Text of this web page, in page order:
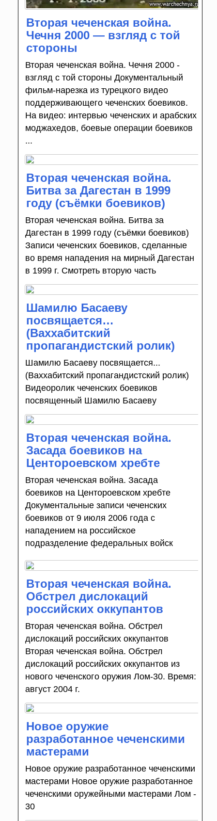
Вторая чеченская война.
Чечня 2000 — взгляд с той
стороны
Вторая чеченская война. Чечня 2000 -
взгляд с той стороны Документальный
фильм-нарезка из турецкого видео
поддерживающего чеченских боевиков.
На видео: интервью чеченских и арабских
моджахедов, боевые операции боевиков
...
Вторая чеченская война.
Битва за Дагестан в 1999
году (съёмки боевиков)
Вторая чеченская война. Битва за
Дагестан в 1999 году (съёмки боевиков)
Записи чеченских боевиков, сделанные
во время нападения на мирный Дагестан
в 1999 г. Смотреть вторую часть
Шамилю Басаеву
посвящается…
(Ваххабитский
пропагандистский ролик)
Шамилю Басаеву посвящается...
(Ваххабитский пропагандистский ролик)
Видеоролик чеченских боевиков
посвященный Шамилю Басаеву
Вторая чеченская война.
Засада боевиков на
Центороевском хребте
Вторая чеченская война. Засада
боевиков на Центороевском хребте
Документальные записи чеченских
боевиков от 9 июля 2006 года с
нападением на российское
подразделение федеральных войск
Вторая чеченская война.
Обстрел дислокаций
российских оккупантов
Вторая чеченская война. Обстрел
дислокаций российских оккупантов
Вторая чеченская война. Обстрел
дислокаций российских оккупантов из
нового чеченского оружия Лом-30. Время:
август 2004 г.
Новое оружие
разработанное чеченскими
мастерами
Новое оружие разработанное чеченскими
мастерами Новое оружие разработанное
чеченскими оружейными мастерами Лом -
30